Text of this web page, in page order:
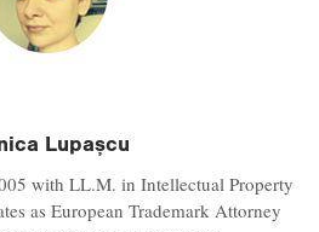
Lupașcu
with LL.M. in Intellectual Property
as European Trademark Attorney